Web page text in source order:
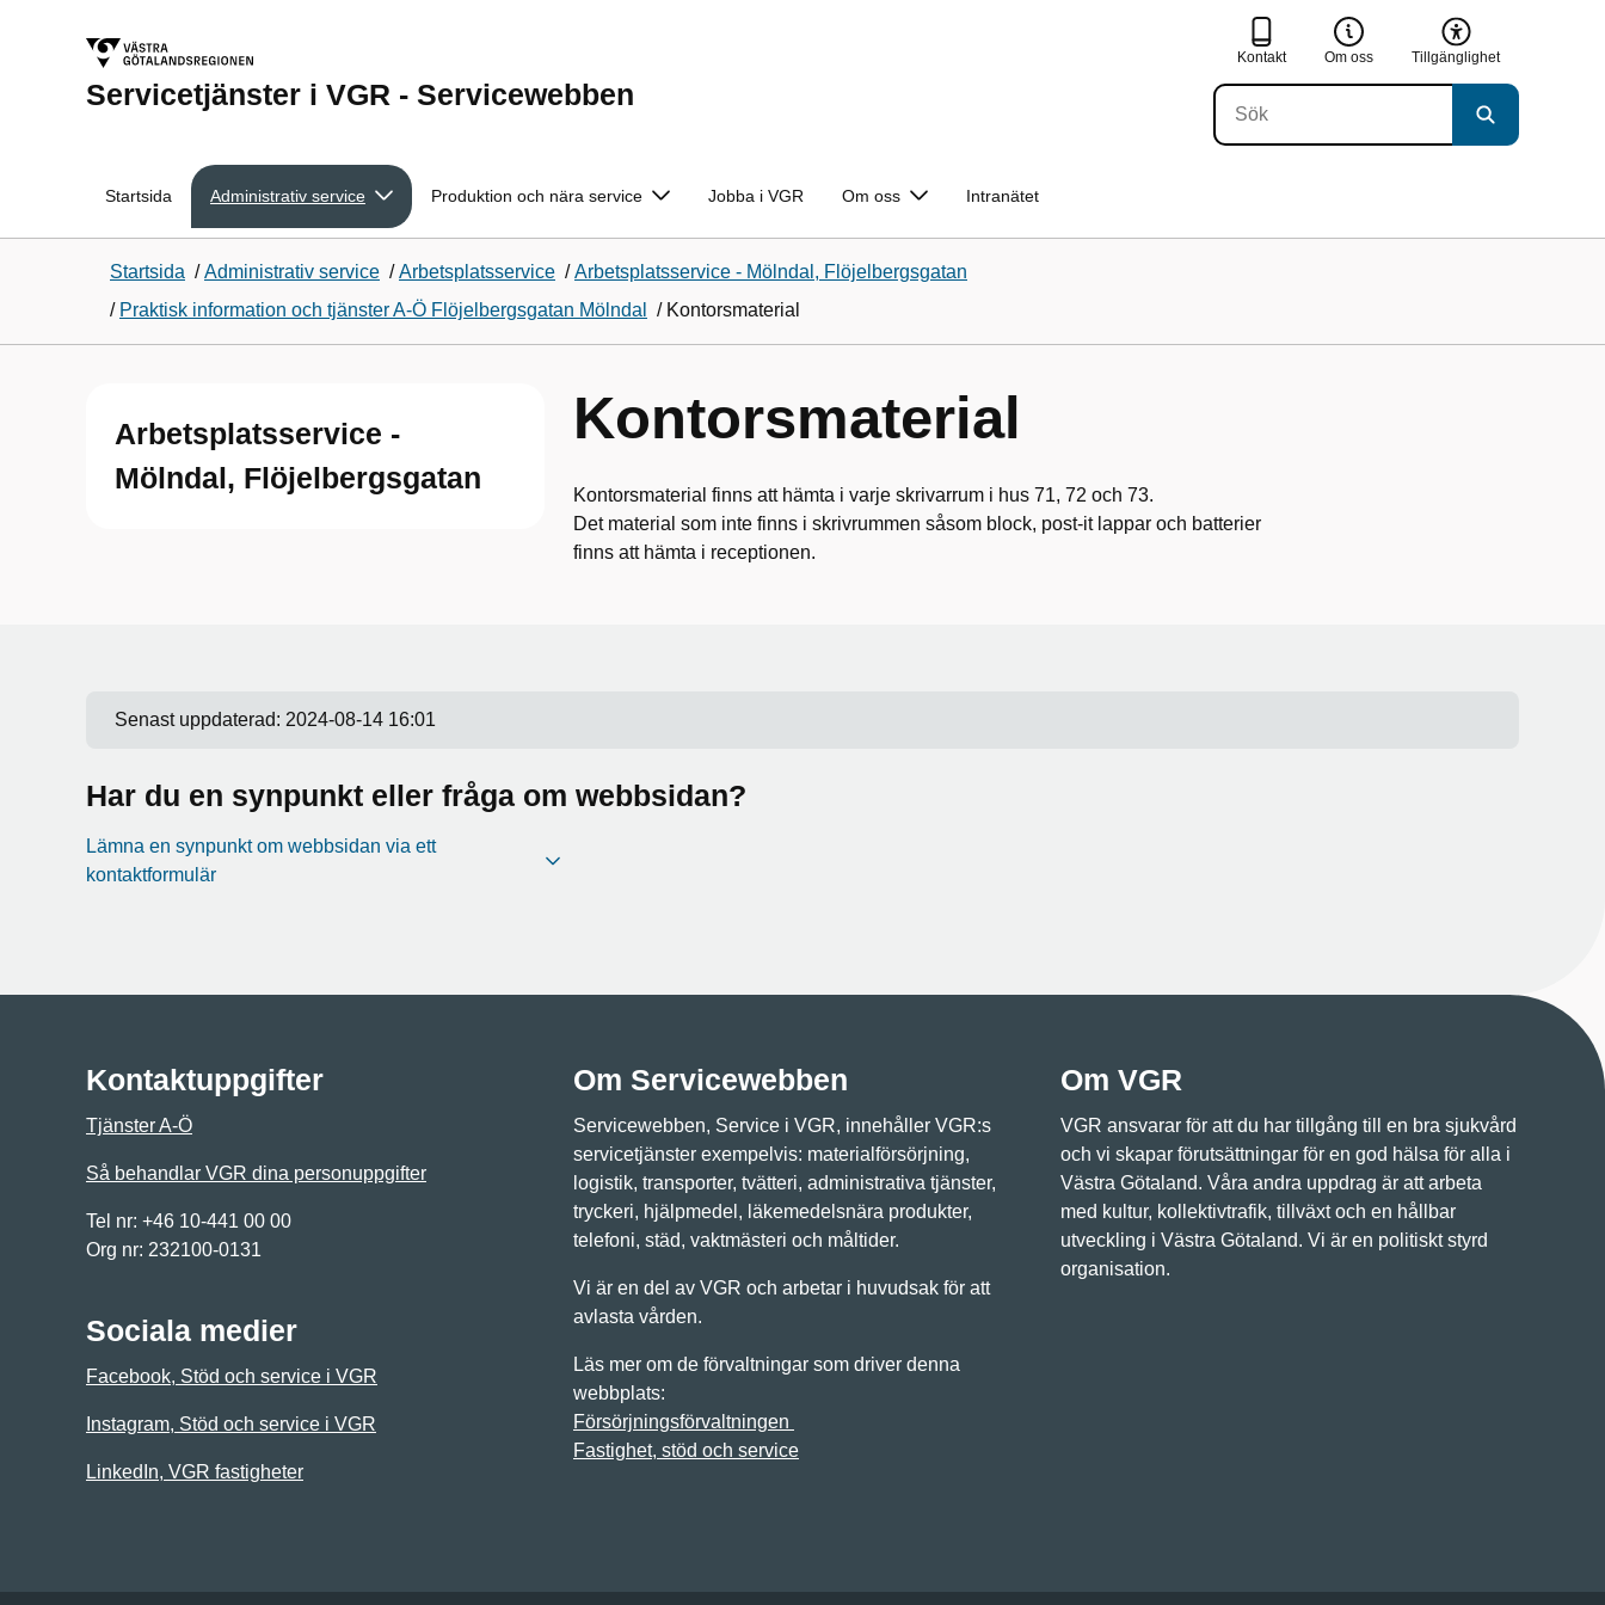
Servicetjänster i VGR - Servicewebben
Kontakt Om oss Tillgänglighet
Startsida Administrativ service Produktion och nära service Jobba i VGR Om oss Intranätet
Startsida /Administrativ service /Arbetsplatsservice /Arbetsplatsservice - Mölndal, Flöjelbergsgatan
/ Praktisk information och tjänster A-Ö Flöjelbergsgatan Mölndal / Kontorsmaterial
Arbetsplatsservice -
Mölndal, Flöjelbergsgatan
Kontorsmaterial
Kontorsmaterial finns att hämta i varje skrivarrum i hus 71, 72 och 73.
Det material som inte finns i skrivrummen såsom block, post-it lappar och batterier
finns att hämta i receptionen.
Senast uppdaterad: 2024-08-14 16:01
Har du en synpunkt eller fråga om webbsidan?
Lämna en synpunkt om webbsidan via ett
kontaktformulär
Kontaktuppgifter
Tjänster A-Ö
Så behandlar VGR dina personuppgifter
Tel nr: +46 10-441 00 00
Org nr: 232100-0131
Sociala medier
Facebook, Stöd och service i VGR
Instagram, Stöd och service i VGR
LinkedIn, VGR fastigheter
Om Servicewebben
Servicewebben, Service i VGR, innehåller VGR:s
servicetjänster exempelvis: materialförsörjning,
logistik, transporter, tvätteri, administrativa tjänster,
tryckeri, hjälpmedel, läkemedelsnära produkter,
telefoni, städ, vaktmästeri och måltider.
Vi är en del av VGR och arbetar i huvudsak för att
avlasta vården.
Läs mer om de förvaltningar som driver denna
webbplats:
Försörjningsförvaltningen
Fastighet, stöd och service
Om VGR
VGR ansvarar för att du har tillgång till en bra sjukvård
och vi skapar förutsättningar för en god hälsa för alla i
Västra Götaland. Våra andra uppdrag är att arbeta
med kultur, kollektivtrafik, tillväxt och en hållbar
utveckling i Västra Götaland. Vi är en politiskt styrd
organisation.